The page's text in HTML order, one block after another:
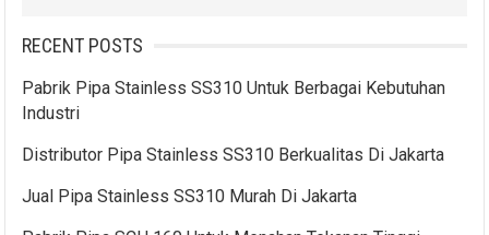
RECENT POSTS
Pabrik Pipa Stainless SS310 Untuk Berbagai Kebutuhan
Industri
Distributor Pipa Stainless SS310 Berkualitas Di Jakarta
Jual Pipa Stainless SS310 Murah Di Jakarta